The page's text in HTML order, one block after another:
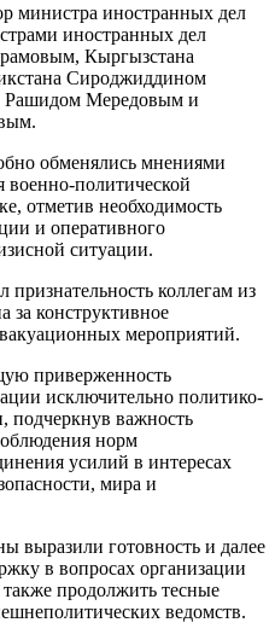
министра иностранных дел
иностранных дел
Кыргызстана
Сироджиддином
Рашидом Мередовым и
обменялись мнениями
военно-политической
отметив необходимость
и оперативного
ситуации.
коллегам из
за конструктивное
мероприятий.
приверженность
исключительно политико-
подчеркнув важность
норм
усилий в интересах
мира и
выразили готовность и далее
в вопросах организации
продолжить тесные
ведомств.